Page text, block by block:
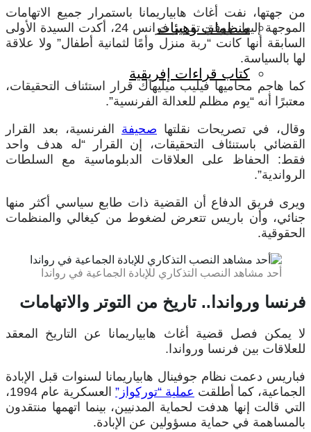
منظمات وهيئات
كتاب قراءات إفريقية
من جهتها، نفت أغاث هابياريمانا باستمرار جميع الاتهامات
الموجهة إليها، ووفق تقرير فرانس 24، أكدت السيدة الأولى
السابقة أنها كانت “ربة منزل وأمًا لثمانية أطفال” ولا علاقة
لها بالسياسة.
كما هاجم محاميها فيليب ميليهاك قرار استئناف التحقيقات،
معتبرًا أنه “يوم مظلم للعدالة الفرنسية”.
وقال، في تصريحات نقلتها صحيفة الفرنسية، بعد القرار
القضائي باستنئاف التحقيقات، إن القرار “له هدف واحد
فقط: الحفاظ على العلاقات الدبلوماسية مع السلطات
الرواندية”.
ويرى فريق الدفاع أن القضية ذات طابع سياسي أكثر منها
جنائي، وأن باريس تتعرض لضغوط من كيغالي والمنظمات
الحقوقية.
أحد مشاهد النصب التذكاري للإبادة الجماعية في رواندا
فرنسا ورواندا.. تاريخ من التوتر والاتهامات
لا يمكن فصل قضية أغاث هابياريمانا عن التاريخ المعقد
للعلاقات بين فرنسا ورواندا.
فباريس دعمت نظام جوفينال هابياريمانا لسنوات قبل الإبادة
الجماعية، كما أطلقت عملية “توركواز”
العسكرية عام 1994،
التي قالت إنها هدفت لحماية المدنيين، بينما اتهمها منتقدون
بالمساهمة في حماية مسؤولين عن الإبادة.